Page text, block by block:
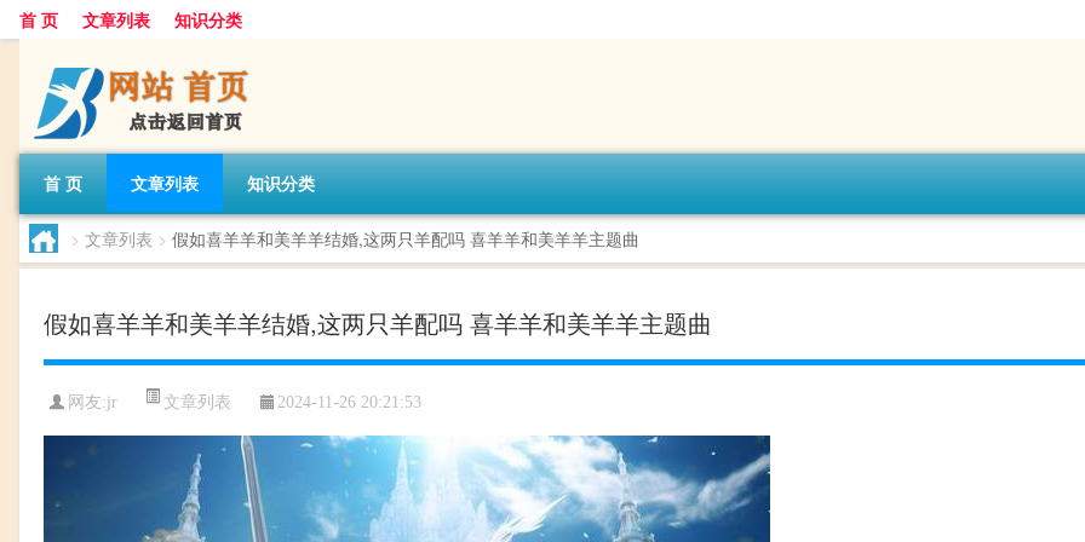
首 页 文章列表 知识分类
首 页 文章列表 知识分类
> 文章列表 > 假如喜羊羊和美羊羊结婚,这两只羊配吗 喜羊羊和美羊羊主题曲
假如喜羊羊和美羊羊结婚,这两只羊配吗 喜羊羊和美羊羊主题曲
网友:jr 文章列表 2024-11-26 20:21:53